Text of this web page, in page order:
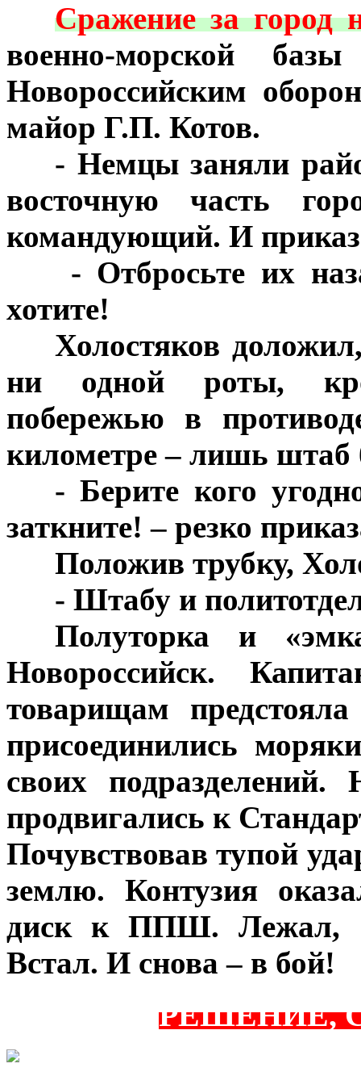
Сражение за город
военно-морской
Новороссийским
майор Г.П. Котов.
- Немцы заняли
восточную часть
командующий. И
- Отбросьте их
хотите!
Холостяков
ни одной роты,
побережью в
километре – лишь штаб
- Берите кого
заткните! – резко
Положив трубку,
- Штабу и
Полуторка и
Новороссийск.
товарищам
присоединились
своих
продвигались к
Почувствовав тупой
землю. Контузия
диск к ППШ. Лежал,
Встал. И снова – в бой!
РЕШЕНИЕ,